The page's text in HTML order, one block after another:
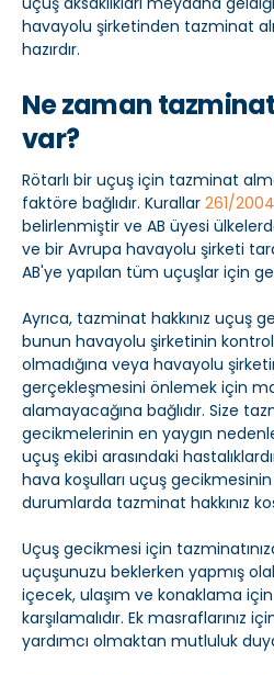
havayolu şirketinden tazminat
hazırdır.
Ne zaman
var?
Rötarlı bir uçuş için tazminat
faktöre bağlıdır. Kurallar 261/
belirlenmiştir ve AB üyesi
ve bir Avrupa havayolu şirketi
AB'ye yapılan tüm uçuşlar için
Ayrıca, tazminat hakkınız uçuş
bunun havayolu şirketinin
olmadığına veya havayolu
gerçekleşmesini önlemek için
alamayacağına bağlıdır. Size
gecikmelerinin en yaygın
uçuş ekibi arasındaki
hava koşulları uçuş
durumlarda tazminat hakkınız
Uçuş gecikmesi için
uçuşunuzu beklerken yapmış
içecek, ulaşım ve konaklama için
karşılamalıdır. Ek masraflarınız
yardımcı olmaktan mutluluk